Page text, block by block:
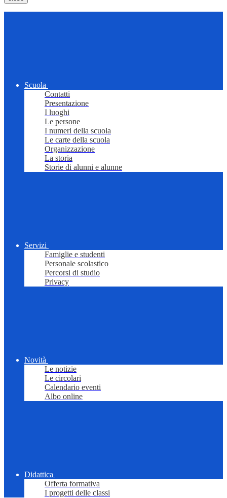
Scuola
Contatti
Presentazione
I luoghi
Le persone
I numeri della scuola
Le carte della scuola
Organizzazione
La storia
Storie di alunni e alunne
Servizi
Famiglie e studenti
Personale scolastico
Percorsi di studio
Privacy
Novità
Le notizie
Le circolari
Calendario eventi
Albo online
Didattica
Offerta formativa
I progetti delle classi